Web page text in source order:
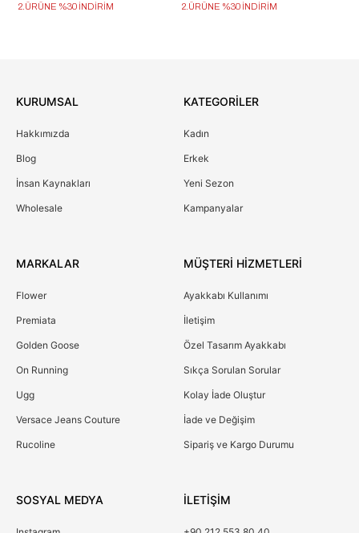
2.ÜRÜNE %30 İNDİRİM 2.ÜRÜNE %30 İNDİRİM
KURUMSAL
Hakkımızda
Blog
İnsan Kaynakları
Wholesale
KATEGORİLER
Kadın
Erkek
Yeni Sezon
Kampanyalar
MARKALAR
Flower
Premiata
Golden Goose
On Running
Ugg
Versace Jeans Couture
Rucoline
MÜŞTERİ HİZMETLERİ
Ayakkabı Kullanımı
İletişim
Özel Tasarım Ayakkabı
Sıkça Sorulan Sorular
Kolay İade Oluştur
İade ve Değişim
Sipariş ve Kargo Durumu
SOSYAL MEDYA İLETİŞİM